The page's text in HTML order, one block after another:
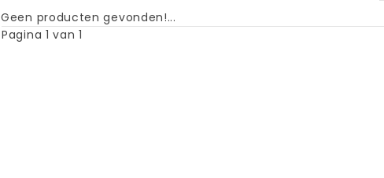
Geen producten gevonden!...
Pagina 1 van 1